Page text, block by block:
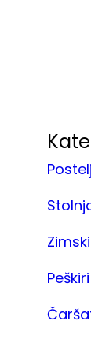
Peškiri